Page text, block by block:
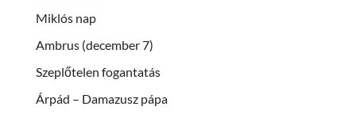
Miklós nap
Ambrus (december 7)
Szeplőtelen fogantatás
Árpád – Damazusz pápa